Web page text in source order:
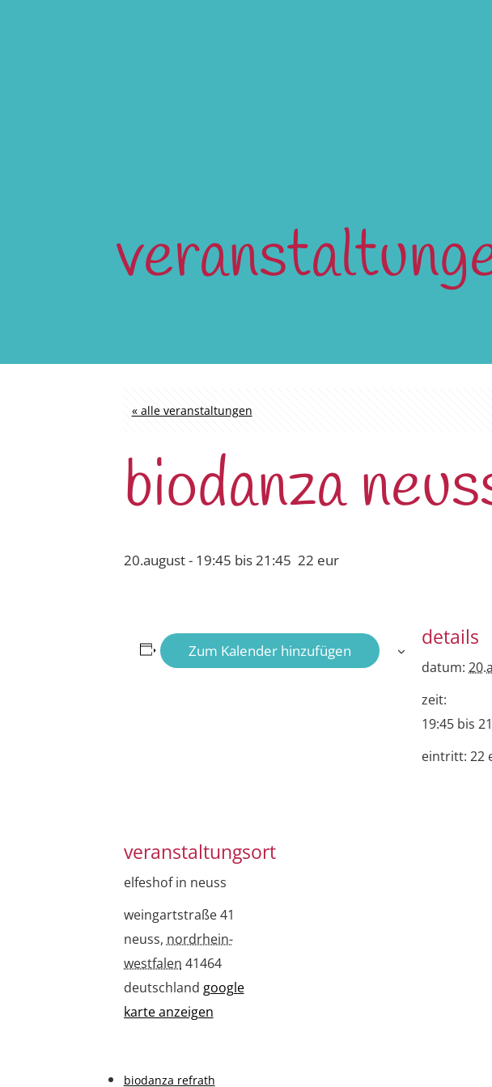
« alle veranstaltungen
biodanza
20.august - 19:45 bis21:45 22 eur
Zum Kalender hinzufügen
details
datum:
zeit:
19:45 bis
eintritt: 22
veranstaltungsort
elfeshof in neuss
weingartstraße 41
neuss, nordrhein-
westfalen 41464
deutschland google
karte anzeigen
biodanza refrath